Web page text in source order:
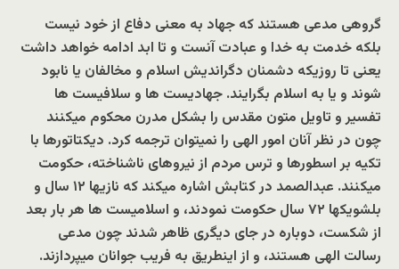
گروهی مدعی هستند که جهاد به معنی دفاع از خود نیست
بلکه خدمت به خدا و عبادت آنست و تا ابد ادامه خواهد داشت
یعنی تا روزیکه دشمنان دگراندیش اسلام و مخالفان یا نابود
شوند و یا به اسلام بگرایند. جهادیست ها و سلافیست ها
تفسیر و تاویل متون مقدس را بشکل مدرن محکوم میکنند
چون در نظر آنان امور الهی را نمیتوان ترجمه کرد. دیکتاتورها با
تکیه بر اسطورها و ترس مردم از نیروهای ناشناخته، حکومت
میکنند. عبدالصمد در کتابش اشاره میکند که نازیها ۱۲ سال و
بلشویکها ۷۲ سال حکومت نمودند، و اسلامیست ها هر بار بعد
از شکست، دوباره در جای دیگری ظاهر شدند چون مدعی
رسالت الهی هستند، و از اینطریق به فریب جوانان میپردازند.